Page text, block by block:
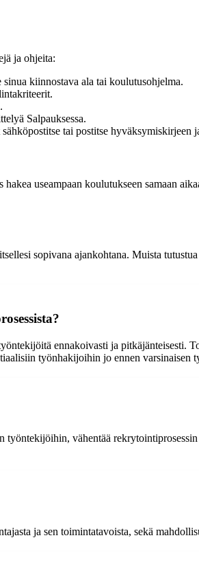
ja ohjeita:
kiinnostava ala tai koulutusohjelma.
Salpauksessa.
tai postitse hyväksymiskirjeen
useampaan koulutukseen samaan
sopivana ajankohtana. Muista
ennakoivasti ja pitkäjänteisesti.
työnhakijoihin jo ennen varsinaisen
vähentää
ja sen toimintatavoista, sekä